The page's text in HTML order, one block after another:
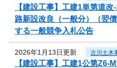
【建設工事】工建1単第
路新設改良（一般分）（翌
する一般競争入札公告
2026年1月13日更新 古川土木
【建設工事】工建1公第